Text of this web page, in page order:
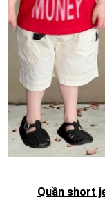
Quần short